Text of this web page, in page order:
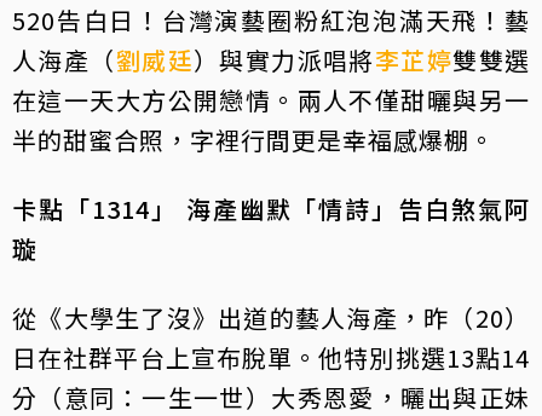
520告白日！台灣演藝圈粉紅泡泡滿天飛！藝
人海產（劉威廷）與實力派唱將李芷婷雙雙選
在這一天大方公開戀情。兩人不僅甜曬與另一
半的甜蜜合照，字裡行間更是幸福感爆棚。
卡點「1314」 海產幽默「情詩」告白煞氣阿
璇
從《大學生了沒》出道的藝人海產，昨（20）
日在社群平台上宣布脫單。他特別挑選13點14
分（意同：一生一世）大秀恩愛，曬出與正妹